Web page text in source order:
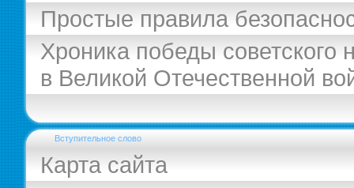
Простые правила
Хроника победы советского
в Великой Отечественной
Вступительное слово
Карта сайта